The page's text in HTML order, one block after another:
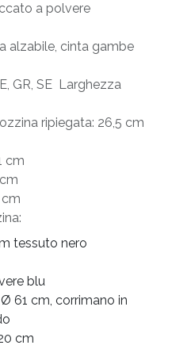
a polvere
alzabile, cinta gambe
GR, SE  Larghezza
ripiegata: 26,5 cm
cm
cm
tessuto nero
blu
61 cm, corrimano in
cm